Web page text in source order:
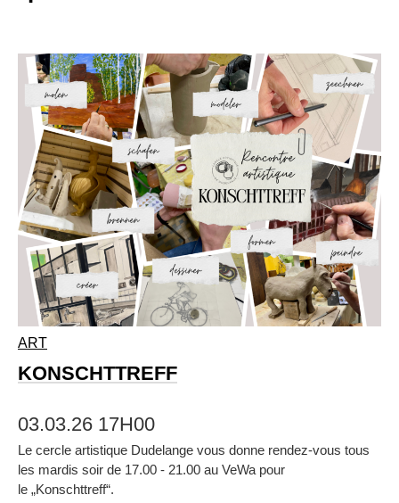
ART
KONSCHTTREFF
03.03.26 17H00
Le cercle artistique Dudelange vous donne rendez-vous tous
les mardis soir de 17.00 - 21.00 au VeWa pour
le „Konschttreff“.